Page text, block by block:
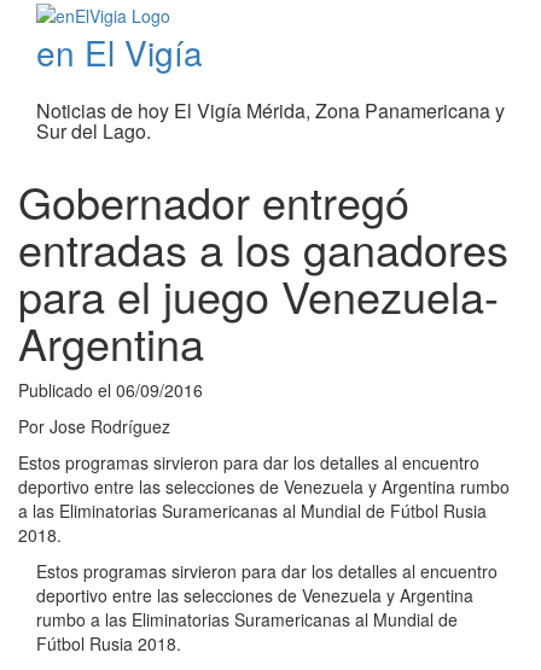
en El Vigía
Noticias de hoy El Vigía Mérida, Zona Panamericana y
Sur del Lago.
Gobernador entregó
entradas a los ganadores
para el juego Venezuela-
Argentina
Publicado el 06/09/2016
Por Jose Rodríguez
Estos programas sirvieron para dar los detalles al encuentro
deportivo entre las selecciones de Venezuela y Argentina rumbo
a las Eliminatorias Suramericanas al Mundial de Fútbol Rusia
2018.
Estos programas sirvieron para dar los detalles al encuentro
deportivo entre las selecciones de Venezuela y Argentina
rumbo a las Eliminatorias Suramericanas al Mundial de
Fútbol Rusia 2018.